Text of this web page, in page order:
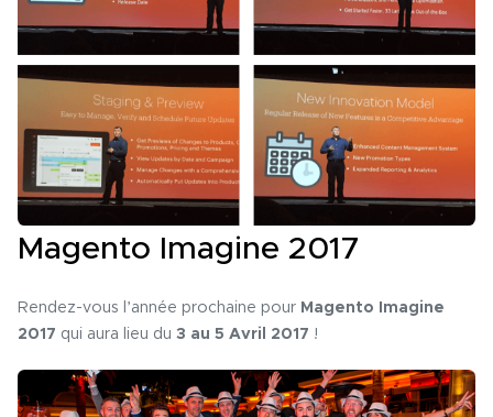
Magento Imagine 2017
Rendez-vous l’année prochaine pour Magento Imagine
2017 qui aura lieu du 3 au 5 Avril 2017 !